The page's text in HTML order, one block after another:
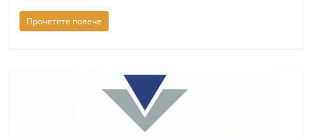
Прочетете повече